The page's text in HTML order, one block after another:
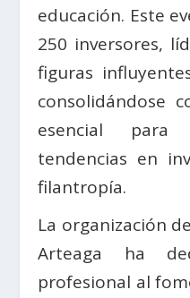
educación. Este
250 inversores,
figuras
consolidándose
esencial
tendencias en
filantropía.
La organización
Arteaga ha
profesional al